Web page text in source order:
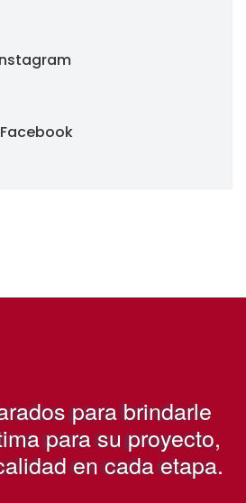
para brindarle
para su proyecto,
en cada etapa.